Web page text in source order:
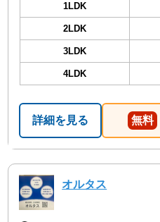
1LDK
2LDK
3LDK
4LDK
詳細を見る 無料
オルタス